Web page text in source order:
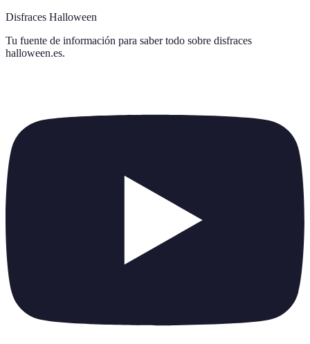
Disfraces Halloween
Tu fuente de información para saber todo sobre disfraces
halloween.es.